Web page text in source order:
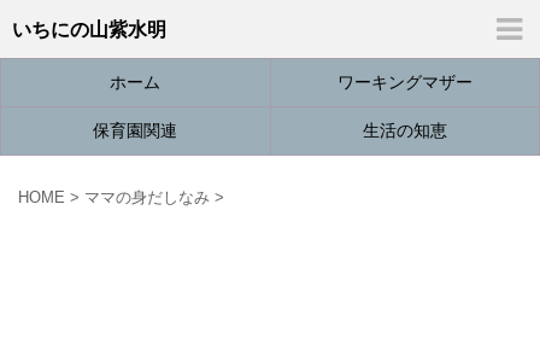
いちにの山紫水明
ホーム ワーキングマザー
保育園関連 生活の知恵
HOME > ママの身だしなみ >